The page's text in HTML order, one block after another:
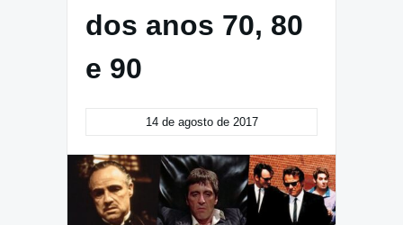
dos anos 70, 80
e 90
14 de agosto de 2017